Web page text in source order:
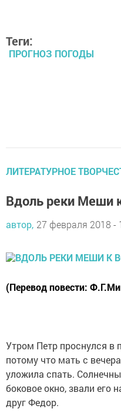
Теги:
ПРОГНОЗ ПОГОДЫ
ЛИТЕРАТУРНОЕ
Вдоль реки Меши
автор, 27 февраля 2018 -
(Перевод повести:
Утром Петр проснулся в
потому что мать с
уложила спать.
боковое окно, звали его
друг Федор.